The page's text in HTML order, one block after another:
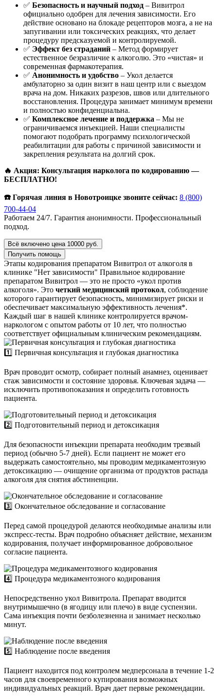
✅ Безопасность и научный подход – Вивитрол
официально одобрен для лечения зависимости. Его
действие основано на блокаде рецепторов мозга, а не на
запугивании или токсических реакциях, что делает
процедуру предсказуемой и контролируемой.
✅ Эффект без страданий – Метод формирует
естественное безразличие к алкоголю. Это «чистая» и
современная фармакотерапия.
✅ Анонимность и удобство – Укол делается
амбулаторно за один визит в наш центр или с выездом
врача на дом. Никаких разрезов, швов или длительного
восстановления. Процедура занимает минимум времени
и полностью конфиденциальна.
✅ Комплексное лечение и поддержка – Мы не
ограничиваемся инъекцией. Наши специалисты
помогают подобрать программу психологической
реабилитации для работы с причиной зависимости и
закрепления результата на долгий срок.
🔥 Акция: Консультация нарколога по кодированию —
БЕСПЛАТНО!
☎️ Горячая линия в Новотроицке звоните сейчас: 8 (800)
700-44-04
Работаем 24/7. Гарантия анонимности. Профессиональный
подход.
Всё включено цена 10000 руб.
Получить помощь
Этапы кодирования препаратом Вивитрол от алкоголя в
клинике "Нет зависимости" Правильное кодирование
препаратом Вивитрол — это не просто «укол против
алкоголя». Это четкий медицинский протокол, соблюдение
которого гарантирует безопасность, минимизирует риски и
обеспечивает максимальную эффективность лечения*.
Каждый шаг в нашей клинике контролируется врачом-
наркологом с опытом работы от 10 лет, что полностью
соответствует официальным клиническим рекомендациям.
1️⃣ Первичная консультация и глубокая диагностика
Врач проводит осмотр, собирает полный анамнез, оценивает
стаж зависимости и состояние здоровья. Ключевая задача —
исключить противопоказания и определить готовность
пациента.
2️⃣ Подготовительный период и детоксикация
Для безопасности инъекции препарата необходим трезвый
период (обычно 5-7 дней). Если пациент не может его
выдержать самостоятельно, мы проводим медикаментозную
детоксикацию — очищение организма от продуктов распада
алкоголя для снятия абстиненции.
3️⃣ Окончательное обследование и согласование
Перед самой процедурой делаются необходимые анализы или
экспресс-тесты. Врач подробно объясняет действие, механизм
кодирования, получает информированное добровольное
согласие пациента.
4️⃣ Процедура медикаментозного кодирования
Непосредственно укол Вивитрола. Препарат вводится
внутримышечно (в ягодицу или плечо) в виде суспензии.
Сама инъекция почти безболезненна и занимает несколько
минут.
5️⃣ Наблюдение после введения
Пациент находится под контролем медперсонала в течение 1-2
часов для своевременного купирования возможных
индивидуальных реакций. Врач дает первые рекомендации.